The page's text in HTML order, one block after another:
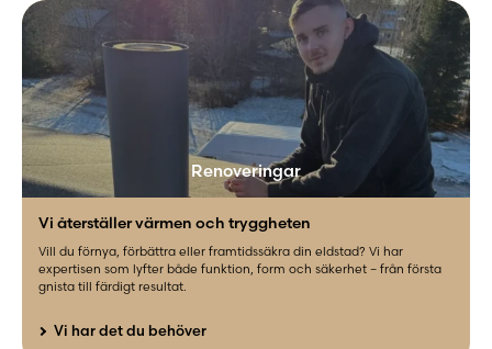
Renoveringar
Vi återställer värmen och tryggheten
Vill du förnya, förbättra eller framtidssäkra din eldstad? Vi har
expertisen som lyfter både funktion, form och säkerhet – från första
gnista till färdigt resultat.
Vi har det du behöver